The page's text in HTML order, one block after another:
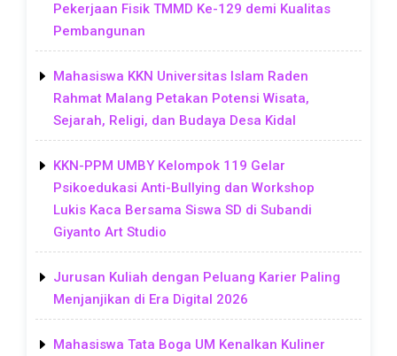
Pekerjaan Fisik TMMD Ke-129 demi Kualitas
Pembangunan
Mahasiswa KKN Universitas Islam Raden
Rahmat Malang Petakan Potensi Wisata,
Sejarah, Religi, dan Budaya Desa Kidal
KKN-PPM UMBY Kelompok 119 Gelar
Psikoedukasi Anti-Bullying dan Workshop
Lukis Kaca Bersama Siswa SD di Subandi
Giyanto Art Studio
Jurusan Kuliah dengan Peluang Karier Paling
Menjanjikan di Era Digital 2026
Mahasiswa Tata Boga UM Kenalkan Kuliner